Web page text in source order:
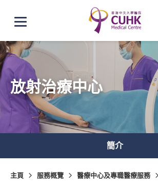
打開選單
放射治療中心
簡介
主頁 服務概覽 醫療中心及專職醫療服務